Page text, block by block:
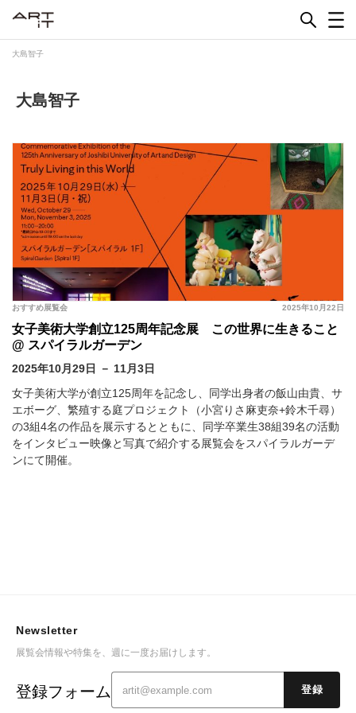
大島智子
大島智子
2025年10月22日
おすすめ展覧会
女子美術大学創立125周年記念展 この世界に生きること
@ スパイラルガーデン
2025年10月29日 － 11月3日
女子美術大学が創立125周年を記念し、同学出身者の飯山由貴、サ
エボーグ、繁殖する庭プロジェクト（小宮りさ麻吏奈+鈴木千尋）
の3組4名の作品を展示するとともに、同学卒業生38組39名の活動
をインタビュー映像と写真で紹介する展覧会をスパイラルガーデ
ンにて開催。
Newsletter
展覧会情報や特集を、週に一度お届けします。
登録フォーム 登録